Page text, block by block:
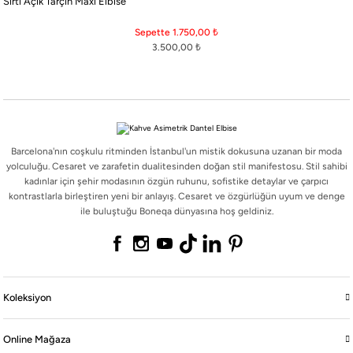
3.500,00 ₺
Sepette 1.750,00 ₺
Barcelona'nın coşkulu ritminden İstanbul'un mistik dokusuna uzanan bir moda
yolculuğu. Cesaret ve zarafetin dualitesinden doğan stil manifestosu. Stil sahibi
kadınlar için şehir modasının özgün ruhunu, sofistike detaylar ve çarpıcı
kontrastlarla birleştiren yeni bir anlayış. Cesaret ve özgürlüğün uyum ve denge
ile buluştuğu Boneqa dünyasına hoş geldiniz.
Koleksiyon
Online Mağaza
Barcelona'nın coşkulu ritminden İstanbul'un mistik dokusuna uzanan bir moda
kadınlar için şehir modasının özgün ruhunu, sofistike detaylar ve çarpıcı
kontrastlarla birleştiren yeni bir anlayış. Cesaret ve özgürlüğün uyum ve denge
Koleksiyon
Online Mağaza
Yasal